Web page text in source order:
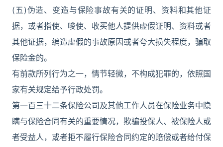
(五)伪造、变造与保险事故有关的证明、资料和其他证
据，或者指使、唆使、收买他人提供虚假证明、资料或者
其他证据，编造虚假的事故原因或者夸大损失程度，骗取
保险金的。
有前款所列行为之一，情节轻微，不构成犯罪的，依照国
家有关规定给予行政处罚。
第一百三十二条保险公司及其他工作人员在保险业务中隐
瞒与保险合同有关的重要情况，欺骗投保人、被保险人或
者受益人，或者拒不履行保险合同约定的赔偿或者给付保